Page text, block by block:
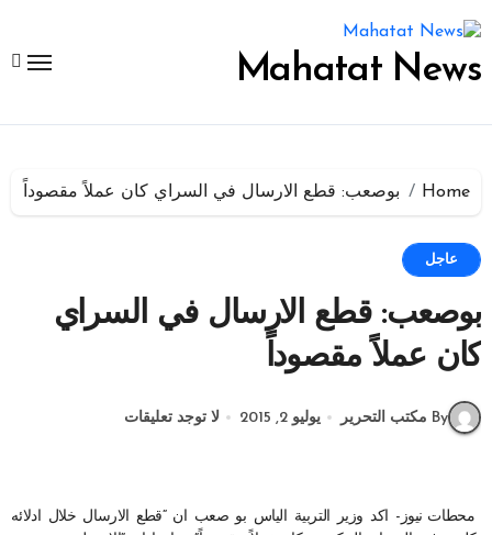
إلى
المحتوى
Mahatat News
Home بوصعب: قطع الارسال في السراي كان عملاً مقصوداً
عاجل
بوصعب: قطع الارسال في السراي
كان عملاً مقصوداً
By مكتب التحرير يوليو 2, 2015 لا توجد تعليقات
محطات نيوز- اكد وزير التربية الياس بو صعب ان “قطع الارسال خلال ادلائه